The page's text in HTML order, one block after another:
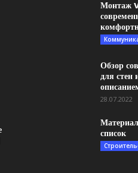
Монтаж
Обзор
для стен
28.07.2022
список